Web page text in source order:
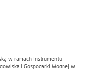
w ramach Instrumentu
i Gospodarki Wodnej w